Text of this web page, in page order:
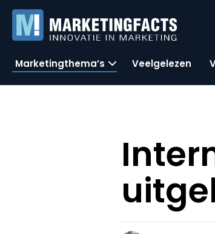
Marketingthema’s Veelgelezen